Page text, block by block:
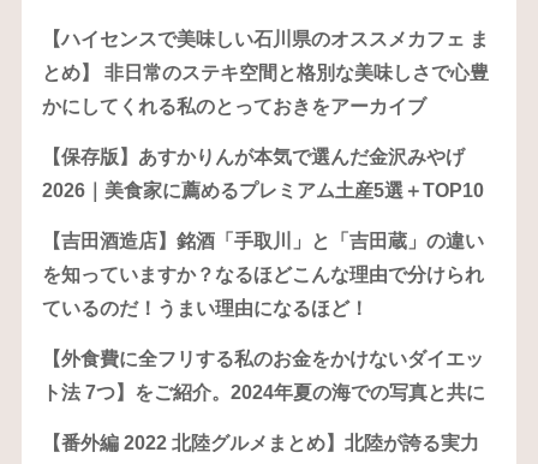
【ハイセンスで美味しい石川県のオススメカフェ ま
とめ】 非日常のステキ空間と格別な美味しさで心豊
かにしてくれる私のとっておきをアーカイブ
【保存版】あすかりんが本気で選んだ金沢みやげ
2026｜美食家に薦めるプレミアム土産5選＋TOP10
【吉田酒造店】銘酒「手取川」と「吉田蔵」の違い
を知っていますか？なるほどこんな理由で分けられ
ているのだ！うまい理由になるほど！
【外食費に全フリする私のお金をかけないダイエッ
ト法 7つ】をご紹介。2024年夏の海での写真と共に
【番外編 2022 北陸グルメまとめ】北陸が誇る実力